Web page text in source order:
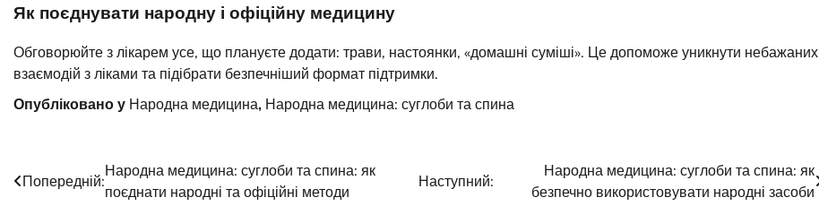
Як поєднувати народну і офіційну медицину
Обговорюйте з лікарем усе, що плануєте додати: трави, настоянки, «домашні суміші». Це допоможе уникнути небажаних
взаємодій з ліками та підібрати безпечніший формат підтримки.
Опубліковано у Народна медицина, Народна медицина: суглоби та спина
Навігація
Попередній:
Народна медицина: суглоби та спина: як
поєднати народні та офіційні методи
Наступний:
Народна медицина: суглоби та спина: як
безпечно використовувати народні засоби